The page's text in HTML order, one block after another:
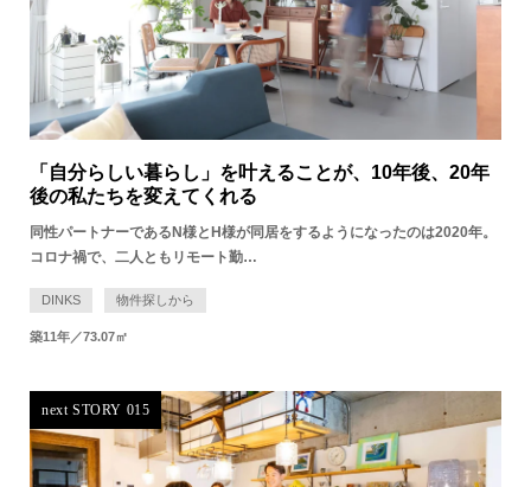
「自分らしい暮らし」を叶えることが、10年後、20年
後の私たちを変えてくれる
同性パートナーであるN様とH様が同居をするようになったのは2020年。
コロナ禍で、二人ともリモート勤…
DINKS 物件探しから
築11年／73.07㎡
next STORY 015